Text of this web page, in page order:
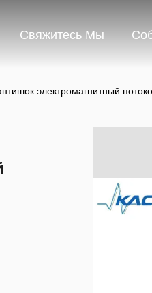
Свяжитесь Мы
электромагнитный